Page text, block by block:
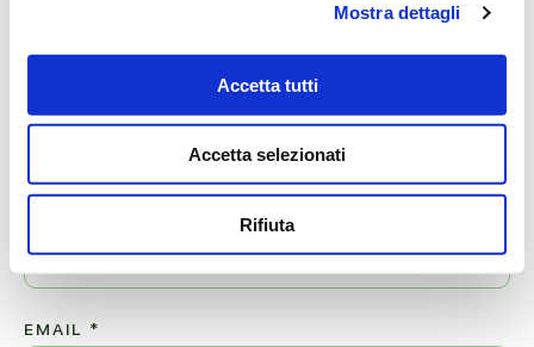
Mostra dettagli
Accetta tutti
Accetta selezionati
Rifiuta
Lascia ora un messaggio di vicinanza alla famiglia di
Il tuo indirizzo email non sarà pubblicato.
NOME*
EMAIL *